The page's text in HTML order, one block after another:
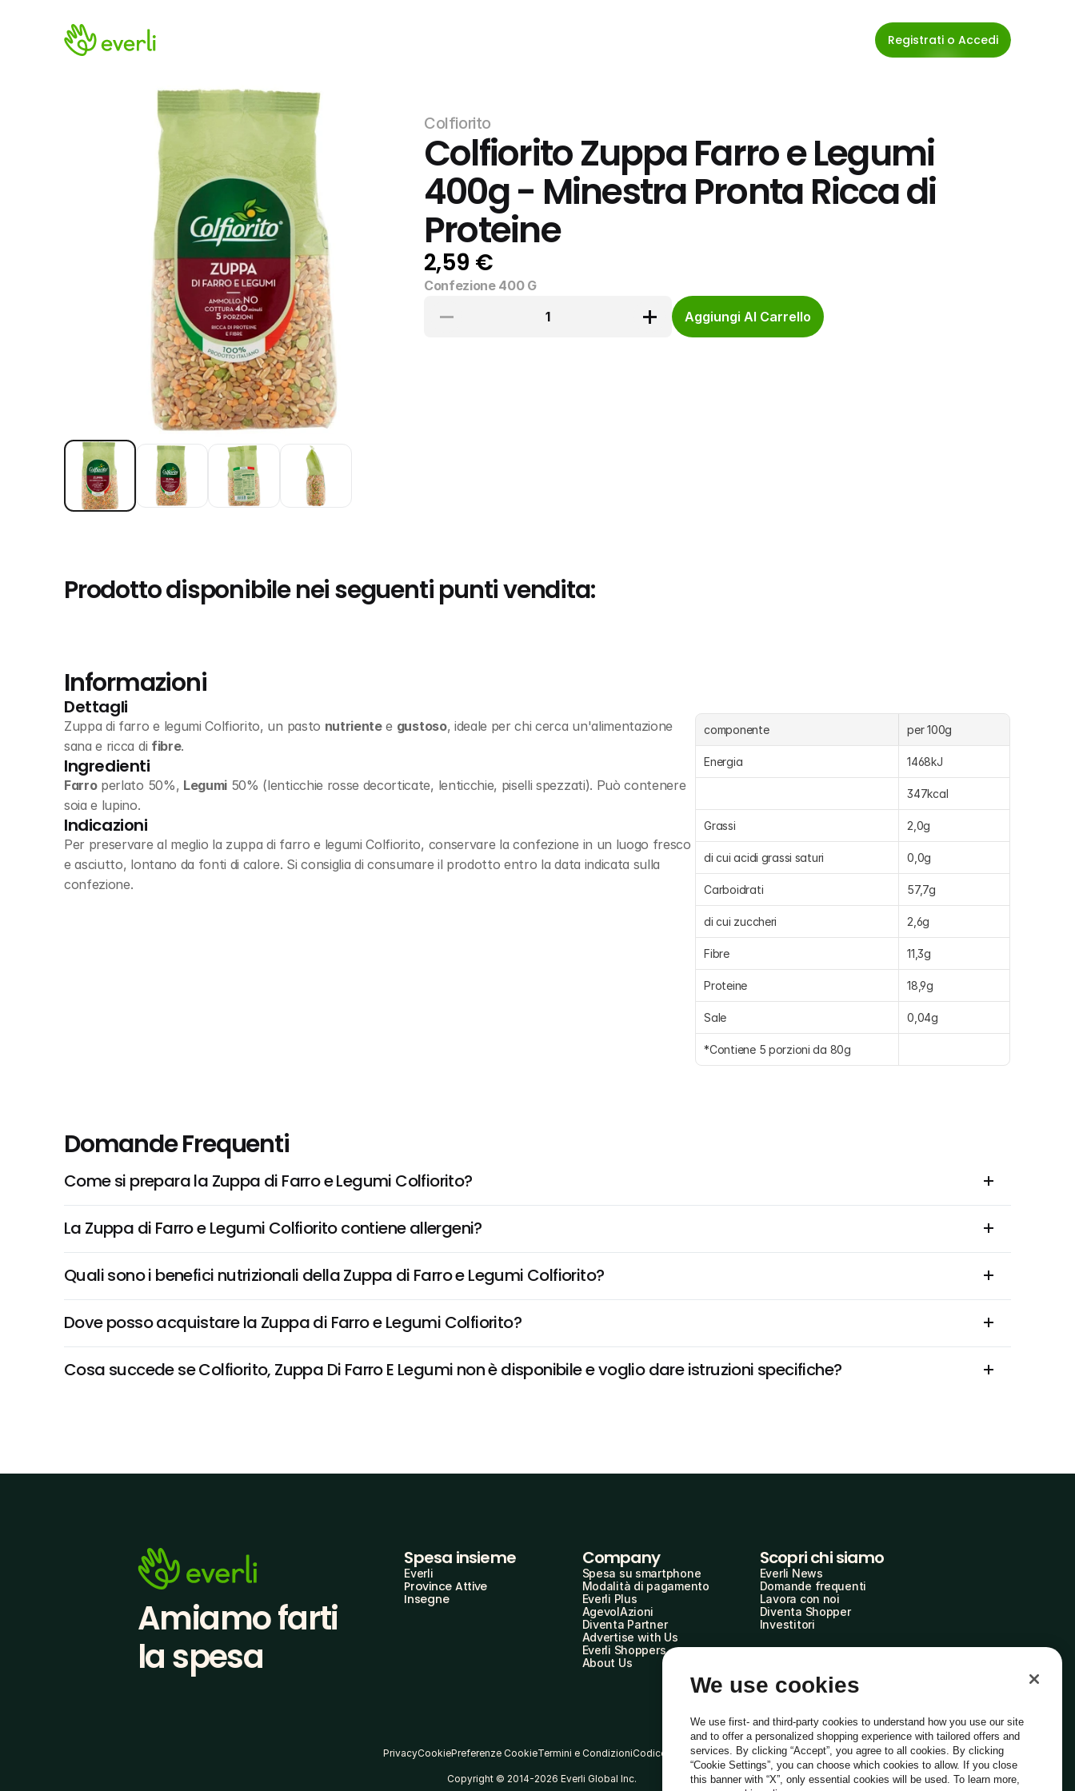
Registrati o Accedi
Colfiorito
Colfiorito Zuppa Farro e Legumi
400g - Minestra Pronta Ricca di
Proteine
2,59 €
Confezione 400 G
1
Aggiungi Al Carrello
Prodotto disponibile nei seguenti punti vendita:
Informazioni
Dettagli
Zuppa di farro e legumi Colfiorito, un pasto nutriente e gustoso, ideale per chi cerca un'alimentazione
sana e ricca di fibre.
Ingredienti
Farro perlato 50%, Legumi 50% (lenticchie rosse decorticate, lenticchie, piselli spezzati). Può contenere
soia e lupino.
Indicazioni
Per preservare al meglio la zuppa di farro e legumi Colfiorito, conservare la confezione in un luogo fresco
e asciutto, lontano da fonti di calore. Si consiglia di consumare il prodotto entro la data indicata sulla
confezione.
componente per 100g
Energia 1468kJ
347kcal
Grassi 2,0g
di cui acidi grassi saturi 0,0g
Carboidrati 57,7g
di cui zuccheri 2,6g
Fibre 11,3g
Proteine 18,9g
Sale 0,04g
*Contiene 5 porzioni da 80g
Domande Frequenti
Come si prepara la Zuppa di Farro e Legumi Colfiorito?
La Zuppa di Farro e Legumi Colfiorito contiene allergeni?
Quali sono i benefici nutrizionali della Zuppa di Farro e Legumi Colfiorito?
Dove posso acquistare la Zuppa di Farro e Legumi Colfiorito?
Cosa succede se Colfiorito, Zuppa Di Farro E Legumi non è disponibile e voglio dare istruzioni specifiche?
Amiamo farti
la spesa
Spesa insieme
Everli
Province Attive
Insegne
Company
Spesa su smartphone
Modalità di pagamento
Everli Plus
AgevolAzioni
Diventa Partner
Advertise with Us
Everli Shoppers
About Us
Scopri chi siamo
Everli News
Domande frequenti
Lavora con noi
Diventa Shopper
Investitori
PrivacyCookiePreferenze CookieTermini e CondizioniCodice Etico
Copyright © 2014-2026 Everli Global Inc. Italiano
We use cookies
We use first- and third-party cookies to understand how you use our site
and to offer a personalized shopping experience with tailored offers and
services. By clicking “Accept”, you agree to all cookies. By clicking
“Cookie Settings”, you can choose which cookies to allow. If you close
this banner with “X”, only essential cookies will be used. To learn more,